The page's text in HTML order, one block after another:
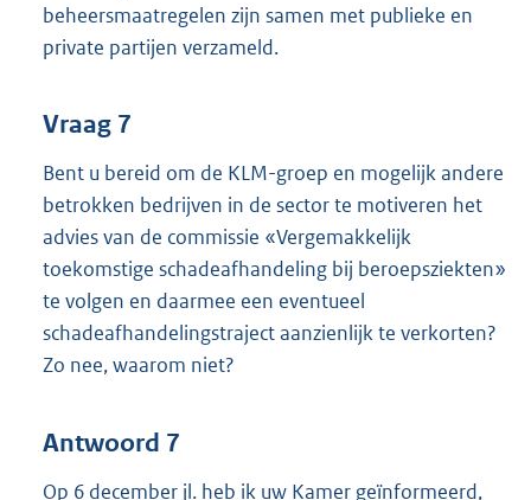
beheersmaatregelen zijn samen met publieke en
private partijen verzameld.
Vraag 7
Bent u bereid om de KLM-groep en mogelijk andere
betrokken bedrijven in de sector te motiveren het
advies van de commissie «Vergemakkelijk
toekomstige schadeafhandeling bij beroepsziekten»
te volgen en daarmee een eventueel
schadeafhandelingstraject aanzienlijk te verkorten?
Zo nee, waarom niet?
Antwoord 7
Op 6 december jl. heb ik uw Kamer geïnformeerd,